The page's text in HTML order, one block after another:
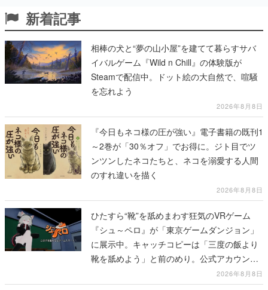
新着記事
相棒の犬と“夢の山小屋”を建てて暮らすサバ
イバルゲーム『Wild n Chill』の体験版が
Steamで配信中。ドット絵の大自然で、喧騒
を忘れよう
2026年8月8日
『今日もネコ様の圧が強い』電子書籍の既刊1
～2巻が「30％オフ」でお得に。ジト目でツ
ンツンしたネコたちと、ネコを溺愛する人間
のすれ違いを描く
2026年8月8日
ひたすら“靴”を舐めまわす狂気のVRゲーム
『シュ～ペロ』が「東京ゲームダンジョン」
に展示中。キャッチコピーは「三度の飯より
靴を舐めよう」と前のめり。公式アカウント
も開設され、2026年リリースに向けて開発中
2026年8月8日